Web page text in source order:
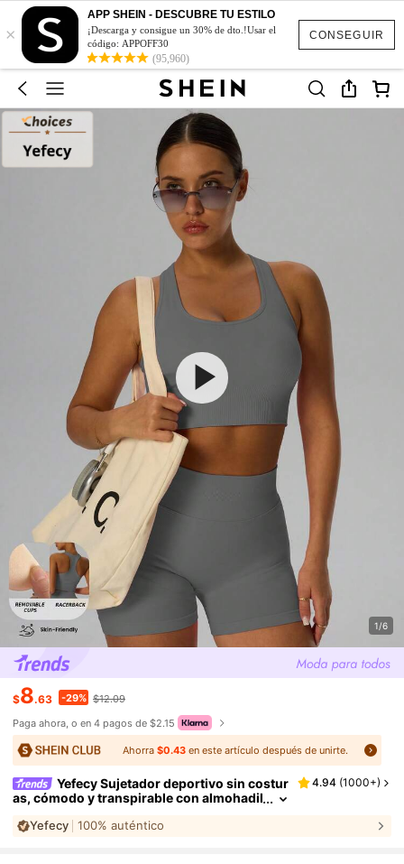
CONSEGUIR
×
APP SHEIN - DESCUBRE TU ESTILO
¡Descarga y consigue un 30% de dto.!Usar el
código: APPOFF30
(95,960)
1/6
$8.63 -29% $12.09
Paga ahora, o en 4 pagos de $2.15
Ahorra $0.43en este artículo después de unirte.
Yefecy Sujetador deportivo sin costur
as, cómodo y transpirable con almohadil
4.94 (1000+)
Yefecy 100% auténtico